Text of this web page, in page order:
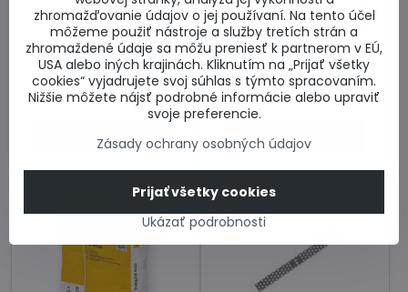
YTONG Klasik 75
Priečková tvárnica šírky 75
mm. Cena za kus.
Skladom u dodávateľa
2,11 €
Do košíka
Ytong zakladacia malta
tepelnoizolačná 15kg
Tepelnoizolačná malta
určené pre založenie prvého
radu tvárnic Ytong na
základovú dosku. Cena za
balenie.
Skladom u dodávateľa
15,26 €
Do košíka
zhromažďovanie údajov o jej používaní. Na tento účel
môžeme použiť nástroje a služby tretích strán a
zhromaždené údaje sa môžu preniesť k partnerom v EÚ,
USA alebo iných krajinách. Kliknutím na „Prijať všetky
cookies“ vyjadrujete svoj súhlas s týmto spracovaním.
Nižšie môžete nájsť podrobné informácie alebo upraviť
svoje preferencie.
Zásady ochrany osobných údajov
Ukázať podrobnosti
Prijať všetky cookies